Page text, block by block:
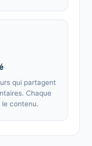
qui partagent
Chaque
le contenu.